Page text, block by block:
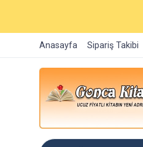
Anasayfa Sipariş Takibi